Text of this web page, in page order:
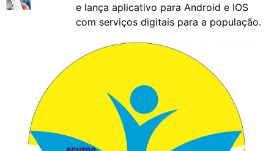
e lança aplicativo para Android e IOS
com serviços digitais para a população.